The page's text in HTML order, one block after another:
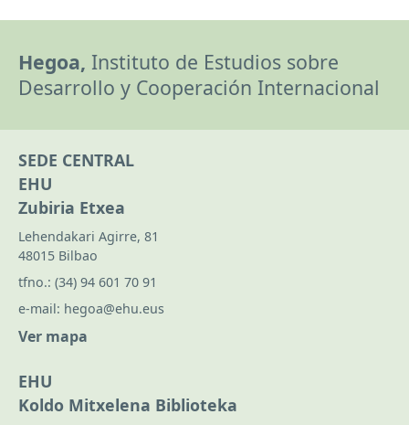
Hegoa, Instituto de Estudios sobre
Desarrollo y Cooperación Internacional
SEDE CENTRAL
EHU
Zubiria Etxea
Lehendakari Agirre, 81
48015 Bilbao
tfno.: (34) 94 601 70 91
e-mail: hegoa@ehu.eus
Ver mapa
EHU
Koldo Mitxelena Biblioteka